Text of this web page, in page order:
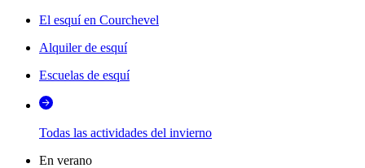
El esquí en Courchevel
Alquiler de esquí
Escuelas de esquí
Todas las actividades del invierno
En verano